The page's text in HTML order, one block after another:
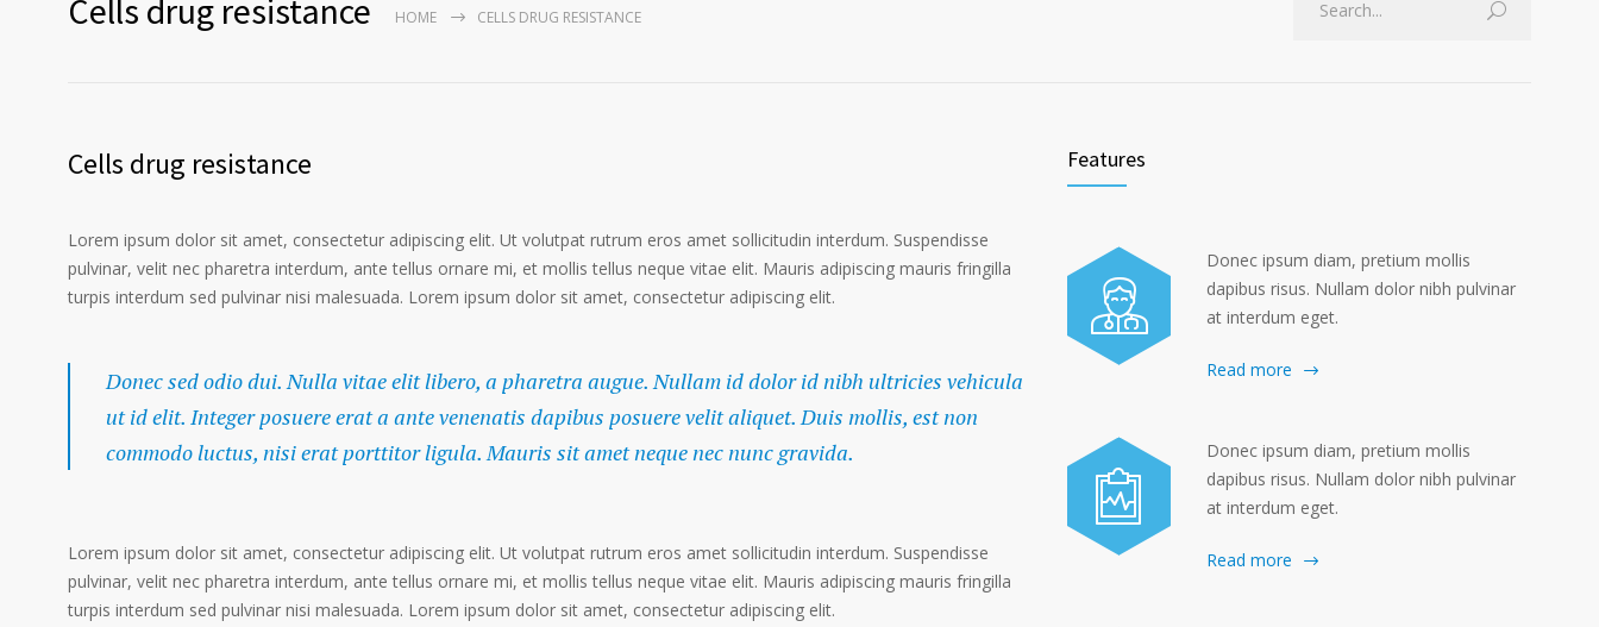
Cells drug resistance HOME CELLS DRUG RESISTANCE
Cells drug resistance
Lorem ipsum dolor sit amet, consectetur adipiscing elit. Ut volutpat rutrum eros amet sollicitudin interdum. Suspendisse
pulvinar, velit nec pharetra interdum, ante tellus ornare mi, et mollis tellus neque vitae elit. Mauris adipiscing mauris fringilla
turpis interdum sed pulvinar nisi malesuada. Lorem ipsum dolor sit amet, consectetur adipiscing elit.
Donec sed odio dui. Nulla vitae elit libero, a pharetra augue. Nullam id dolor id nibh ultricies vehicula
ut id elit. Integer posuere erat a ante venenatis dapibus posuere velit aliquet. Duis mollis, est non
commodo luctus, nisi erat porttitor ligula. Mauris sit amet neque nec nunc gravida.
Lorem ipsum dolor sit amet, consectetur adipiscing elit. Ut volutpat rutrum eros amet sollicitudin interdum. Suspendisse
pulvinar, velit nec pharetra interdum, ante tellus ornare mi, et mollis tellus neque vitae elit. Mauris adipiscing mauris fringilla
turpis interdum sed pulvinar nisi malesuada. Lorem ipsum dolor sit amet, consectetur adipiscing elit.
Features
Donec ipsum diam, pretium mollis
dapibus risus. Nullam dolor nibh pulvinar
at interdum eget.
Read more
Donec ipsum diam, pretium mollis
dapibus risus. Nullam dolor nibh pulvinar
at interdum eget.
Read more